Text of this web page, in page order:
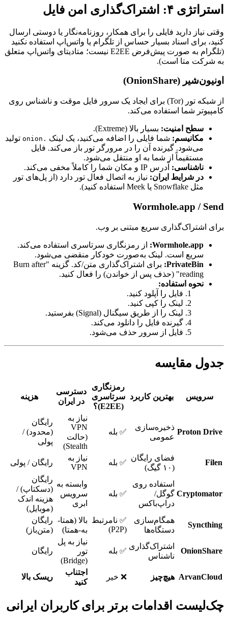
استراتژی ۴: اشتراک‌گذاری امن فایل
وقتی نیاز دارید فایلی را برای همکار، روزنامه‌نگار یا دوستی ارسال
کنید، برای اسناد بسیار حساس از تلگرام یا واتس‌اپ استفاده نکنید
(تلگرام به صورت پیش‌فرض E2EE نیست؛ متادیتای واتس‌اپ متعلق
به شرکت متا است).
اونیون‌شیر (OnionShare)
از شبکه تور (Tor) برای ایجاد یک سرور فایل موقت و ناشناس روی
کامپیوتر شما استفاده می‌کند.
سطح امنیت: بسیار بالا (Extreme).
مکانیسم: شما فایلی را اضافه می‌کنید، یک لینک .onion
تولید
می‌شود. گیرنده آن را در مرورگر تور باز می‌کند. فایل
مستقیماً از شما به او منتقل می‌شود.
ناشناسی: آدرس IP و مکان شما را کاملاً مخفی می‌کند.
در شرایط ایران: نیاز به اتصال فعال تور دارد (از پل‌های تور
مثل Snowflake یا Meek استفاده کنید).
Wormhole.app / Send
برای اشتراک‌گذاری سریع مبتنی بر وب.
Wormhole.app:
از رمزنگاری سرتاسری استفاده می‌کند.
سریع است. لینک به‌صورت خودکار منقضی می‌شود.
PrivateBin:
برای اشتراک‌گذاری متن/کد. گزینه "Burn after
reading" (حذف پس از خواندن) را فعال کنید.
نحوه استفاده:
فایل را آپلود کنید.
لینک را کپی کنید.
لینک را از طریق سیگنال (Signal) بفرستید.
گیرنده فایل را دانلود می‌کند.
فایل از سرور حذف می‌شود.
جدول مقایسه
سرویس بهترین کاربرد
رمزنگاری
سرتاسری
(E2EE)؟
دسترسی
در ایران
هزینه
Proton Drive
ذخیره‌سازی
عمومی
✅ بله
نیاز به
VPN
(حالت
Stealth)
رایگان
(محدود) /
پولی
Filen
فضای رایگان
(۱۰ گیگ)
✅ بله
نیاز به
VPN
رایگان / پولی
Cryptomator
استفاده روی
گوگل/
دراپ‌باکس
✅ بله
وابسته به
سرویس
ابری
رایگان
(دسکتاپ) /
هزینه اندک
(موبایل)
Syncthing
همگام‌سازی
دستگاه‌ها
✅ نامرتبط
(P2P)
بالا (همتا-
به-همتا)
رایگان
(متن‌باز)
OnionShare
اشتراک‌گذاری
ناشناس
✅ بله
نیاز به پل
تور
(Bridge)
رایگان
ArvanCloud هیچ‌چیز ❌ خیر
اجتناب
کنید
ریسک بالا
چک‌لیست اقدامات برتر برای کاربران ایرانی